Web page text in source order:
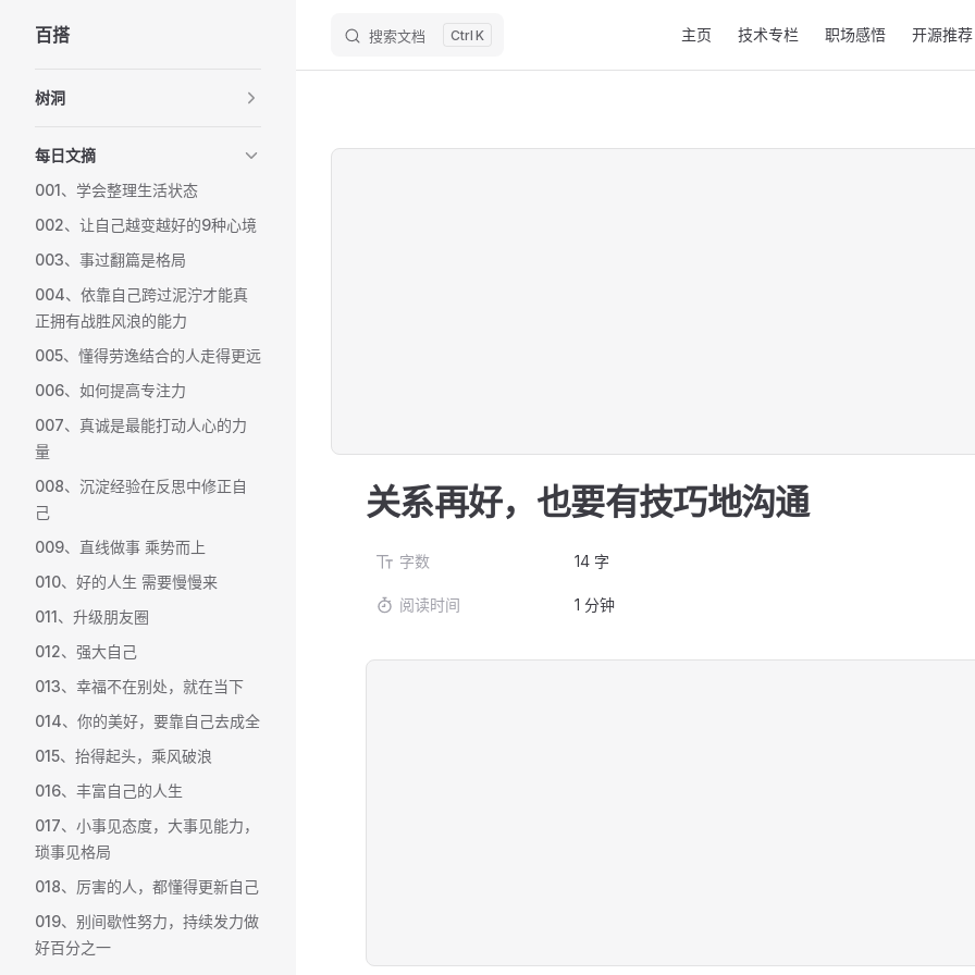
Skip to content
百搭 搜索文档 K 主页 技术专栏 职场感悟 开源推荐
树洞
每日文摘
001、学会整理生活状态
002、让自己越变越好的9种心境
003、事过翻篇是格局
004、依靠自己跨过泥泞才能真
正拥有战胜风浪的能力
005、懂得劳逸结合的人走得更远
006、如何提高专注力
007、真诚是最能打动人心的力
量
008、沉淀经验在反思中修正自
己
009、直线做事 乘势而上
010、好的人生 需要慢慢来
011、升级朋友圈
012、强大自己
013、幸福不在别处，就在当下
014、你的美好，要靠自己去成全
015、抬得起头，乘风破浪
016、丰富自己的人生
017、小事见态度，大事见能力，
琐事见格局
018、厉害的人，都懂得更新自己
019、别间歇性努力，持续发力做
好百分之一
关系再好，也要有技巧地沟通
字数 14 字
阅读时间 1 分钟